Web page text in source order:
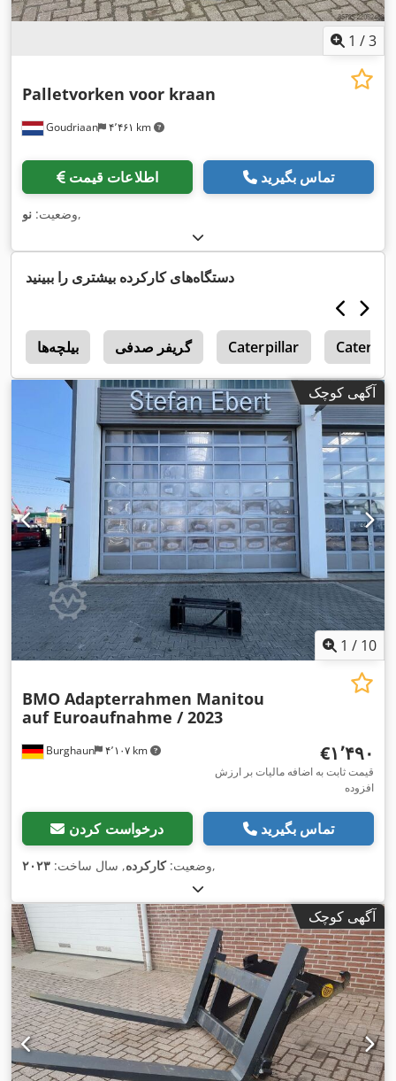
1 /3
Goudriaan ۴٬۴۶۱ km
Palletvorken voor kraan
اطلاعات قیمت تماس بگیرید
وضعیت: نو ,
دستگاه‌های کارکرده بیشتری را ببینید
بیلچه‌ها گریفر صدفی Caterpillar
آگهی کوچک
1 / 10
Burghaun ۴٬۱۰۷ km
BMO Adapterrahmen Manitou
auf Euroaufnahme / 2023
‎€۱٬۴۹۰
قیمت ثابت به اضافه مالیات بر ارزش
افزوده
درخواست کردن تماس بگیرید
وضعیت:کارکرده, سال ساخت: ۲۰۲۳ ,
آگهی کوچک